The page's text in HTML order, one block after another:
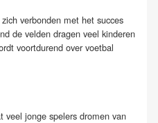
verbonden met het succes
de velden dragen veel kinderen
voortdurend over voetbal
veel jonge spelers dromen van